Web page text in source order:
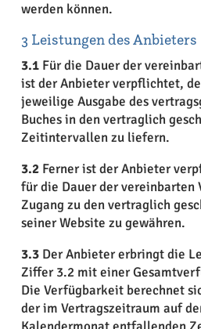
werden können.
3 Leistungen des Anbieters
3.1Für die Dauer der
ist der Anbieter verpflichtet,
jeweilige Ausgabe des
Buches in den vertraglich
Zeitintervallen zu liefern.
3.2Ferner ist der Anbieter
für die Dauer der vereinbarten
Zugang zu den vertraglich
seiner Website zu gewähren.
3.3Der Anbieter erbringt die
Ziffer 3.2 mit einer
Die Verfügbarkeit berechnet
der im Vertragszeitraum auf